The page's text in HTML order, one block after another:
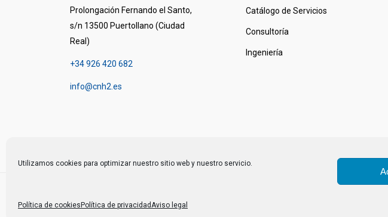
Utilizamos cookies para optimizar nuestro sitio web y nuestro servicio.
Política de cookies Política de privacidadAviso legal
Prolongación Fernando el Santo,
s/n 13500 Puertollano (Ciudad
Real)
+34 926 420 682
info@cnh2.es
Catálogo de Servicios
Consultoría
Ingeniería
-